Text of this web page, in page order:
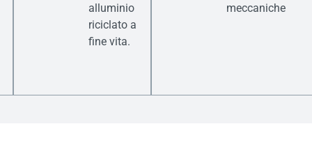
alluminio
riciclato a
fine vita.
meccaniche